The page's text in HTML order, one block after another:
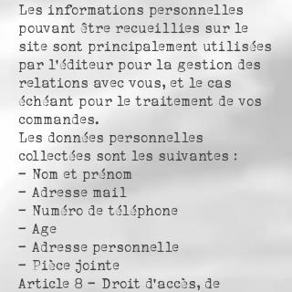
Les informations personnelles
pouvant être recueillies sur le
site sont principalement utilisées
par l’éditeur pour la gestion des
relations avec vous, et le cas
échéant pour le traitement de vos
commandes.
Les données personnelles
collectées sont les suivantes :
– Nom et prénom
– Adresse mail
– Numéro de téléphone
– Age
– Adresse personnelle
– Pièce jointe
Article 8 – Droit d’accès, de